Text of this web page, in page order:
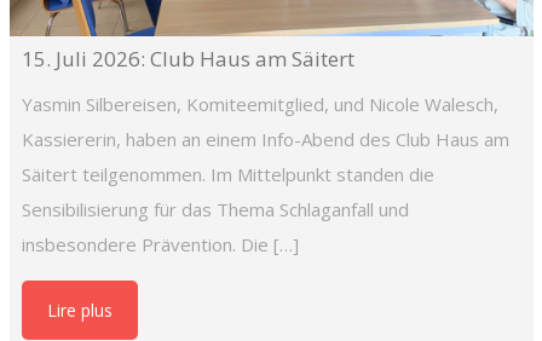
15. Juli 2026: Club Haus am Säitert
Yasmin Silbereisen, Komiteemitglied, und Nicole Walesch,
Kassiererin, haben an einem Info-Abend des Club Haus am
Säitert teilgenommen. Im Mittelpunkt standen die
Sensibilisierung für das Thema Schlaganfall und
insbesondere Prävention. Die […]
Lire plus